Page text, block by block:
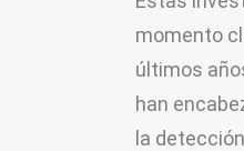
momento
últimos
han
la